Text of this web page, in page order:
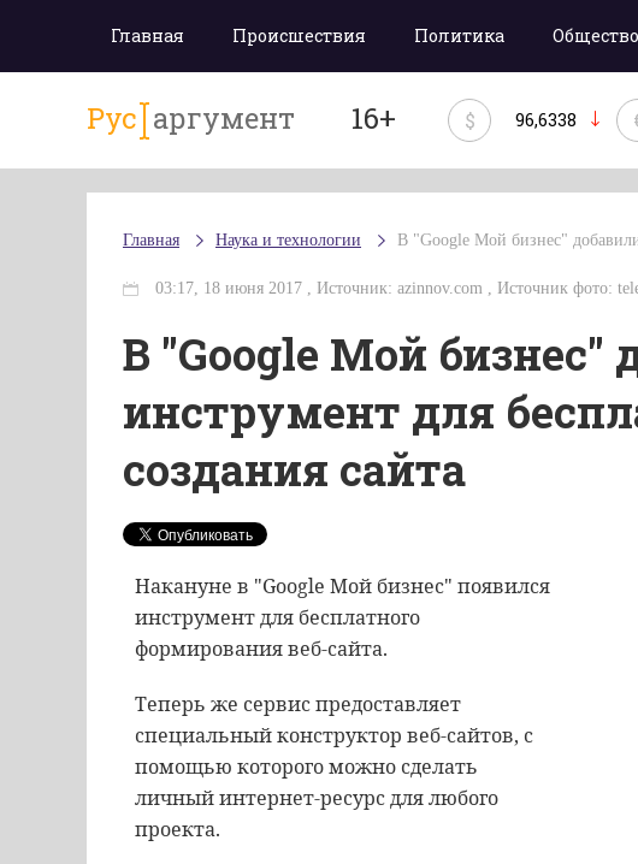
Главная Происшествия Политика Общество
Рус аргумент 16+ $ 96,6338
Главная Наука и технологии В "Google Мой бизнес" добавили
03:17, 18 июня 2017 , Источник: azinnov.com , Источник фото:
В "Google Мой бизнес"
инструмент для
создания сайта
Накануне в "Google Мой бизнес" появился
инструмент для бесплатного
формирования веб-сайта.
Теперь же сервис предоставляет
специальный конструктор веб-сайтов, с
помощью которого можно сделать
личный интернет-ресурс для любого
проекта.